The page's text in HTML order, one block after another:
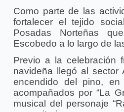
Como parte de las
fortalecer el tejido
Posadas Norteñas
Escobedo a lo largo de
Previo a la celebración
navideña llegó al sector
encendido del pino,
acompañados por “La
musical del personaje